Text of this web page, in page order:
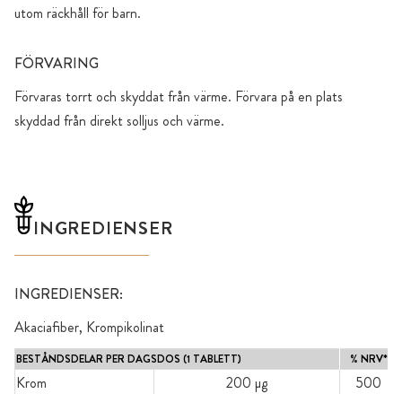
utom räckhåll för barn.
FÖRVARING
Förvaras torrt och skyddat från värme. Förvara på en plats
skyddad från direkt solljus och värme.
INGREDIENSER
INGREDIENSER:
Akaciafiber, Krompikolinat
BESTÅNDSDELAR PER DAGSDOS (1 TABLETT) % NRV*
Krom 200 µg 500